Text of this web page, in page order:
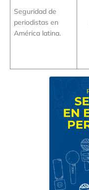
Seguridad de
periodistas en
América latina.